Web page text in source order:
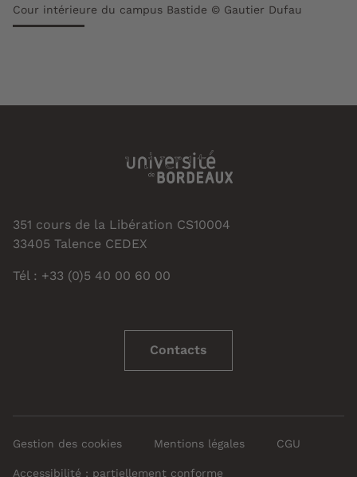
Cour intérieure du campus Bastide © Gautier Dufau
351 cours de la Libération CS10004
33405 Talence CEDEX
Tél : +33 (0)5 40 00 60 00
Contacts
Gestion des cookies Mentions légales CGU
Accessibilité : partiellement conforme